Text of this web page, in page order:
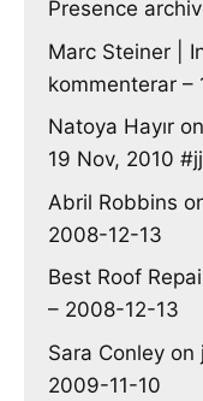
Presence
Marc Steiner |
kommenterar –
Natoya Hayır on
19 Nov, 2010
Abril Robbins
2008-12-13
Best Roof
– 2008-12-13
Sara Conley on
2009-11-10